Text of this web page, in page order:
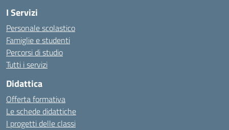
I Servizi
Personale scolastico
Famiglie e studenti
Percorsi di studio
Tutti i servizi
Didattica
Offerta formativa
Le schede didattiche
I progetti delle classi